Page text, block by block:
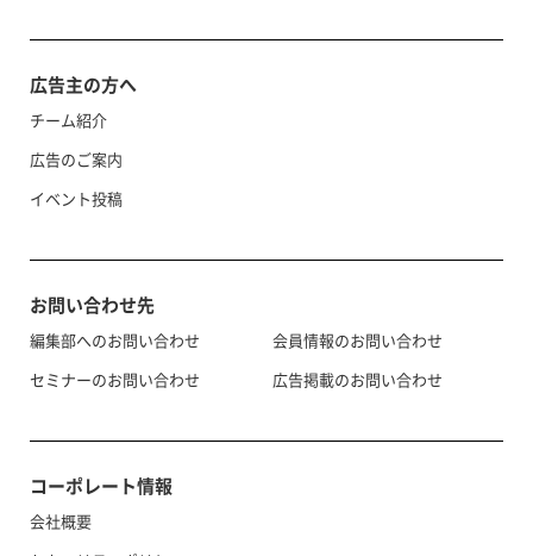
広告主の方へ
チーム紹介
広告のご案内
イベント投稿
お問い合わせ先
編集部へのお問い合わせ
セミナーのお問い合わせ
会員情報のお問い合わせ
広告掲載のお問い合わせ
コーポレート情報
会社概要